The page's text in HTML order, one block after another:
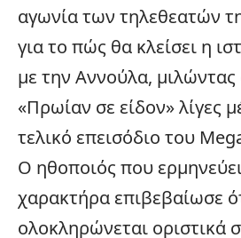
αγωνία των τηλεθεατών
για το πώς θα κλείσει η
με την Αννούλα,
«Πρωίαν σε είδον» λίγες
τελικό επεισόδιο του
Ο ηθοποιός που
χαρακτήρα επιβεβαίωσε
ολοκληρώνεται οριστικά